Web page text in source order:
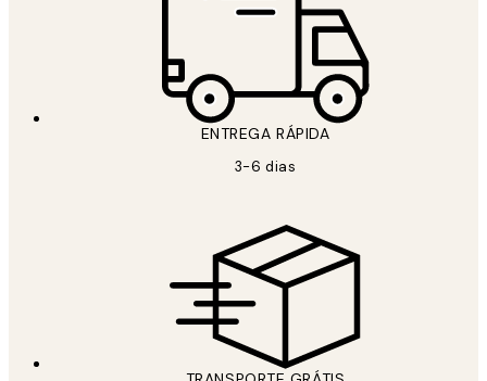
ENTREGA RÁPIDA
3-6 dias